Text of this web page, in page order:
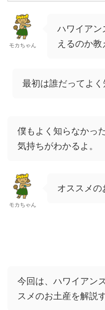
モカちゃん
ハワイアン
えるのか教
最初は誰だってよく
僕もよく知らなかっ
気持ちがわかるよ。
モカちゃん
オススメの
今回は、ハワイアン
スメのお土産を解説